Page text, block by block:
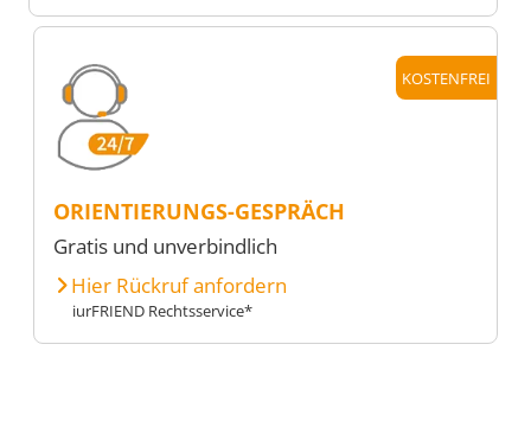
KOSTENFREI
ORIENTIERUNGS-GESPRÄCH
Gratis und unverbindlich
Hier Rückruf anfordern
iurFRIEND Rechtsservice*